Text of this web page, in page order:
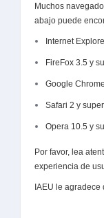
Muchos
abajo puede
Internet
FireFox 3.5 y
Google
Safari 2 y
Opera 10.5 y
Por favor, lea
experiencia de
IAEU le